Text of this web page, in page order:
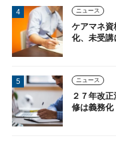
ニュース
ケアマネ
化、未受講
ニュース
２７年改
修は義務化